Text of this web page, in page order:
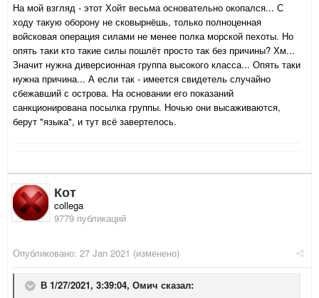
На мой взгляд - этот Хойт весьма основательно окопался... С
ходу такую оборону не сковырнёшь, только полноценная
войсковая операция силами не менее полка морской пехоты. Но
опять таки кто такие силы пошлёт просто так без причины? Хм...
Значит нужна диверсионная группа высокого класса... Опять таки
нужна причина... А если так - имеется свидетель случайно
сбежавший с острова. На основании его показаний
санкционирована посылка группы. Ночью они высаживаются,
берут "языка", и тут всё завертелось.
Кот
collega
9779 публикаций
Опубликовано: 27 Jan 2021 (изменено)
В 1/27/2021, 3:39:04, Омич сказал: